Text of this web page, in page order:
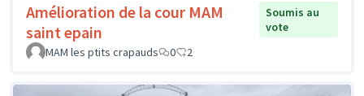
Amélioration de la cour MAM
saint epain
Soumis au
vote
MAM les ptits crapauds
0 2